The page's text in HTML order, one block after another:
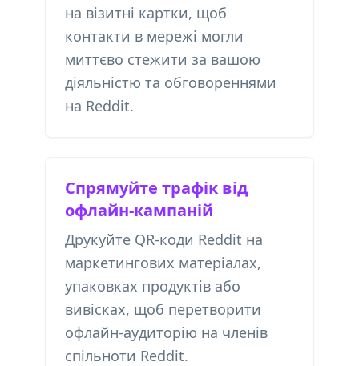
на візитні картки, щоб
контакти в мережі могли
миттєво стежити за вашою
діяльністю та обговореннями
на Reddit.
Спрямуйте трафік від
офлайн-кампаній
Друкуйте QR-коди Reddit на
маркетингових матеріалах,
упаковках продуктів або
вивісках, щоб перетворити
офлайн-аудиторію на членів
спільноти Reddit.